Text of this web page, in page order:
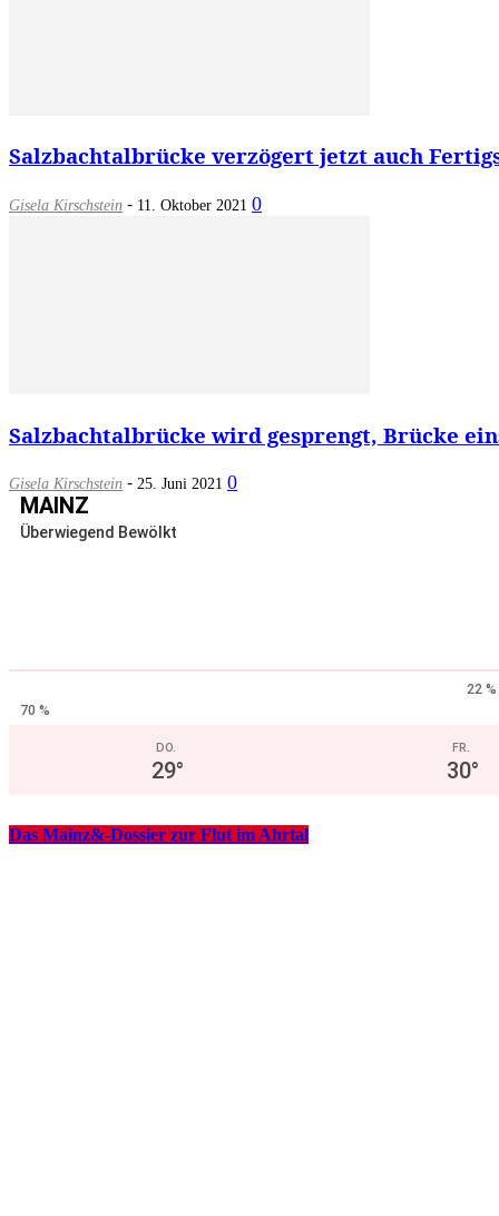
Salzbachtalbrücke verzögert jetzt auch
Gisela Kirschstein - 11. Oktober 2021 0
Salzbachtalbrücke wird gesprengt, Brücke
Gisela Kirschstein - 25. Juni 2021 0
MAINZ
Überwiegend Bewölkt
22 %
70 %
DO.
29°
FR.
30°
Das Mainz&-Dossier zur Flut im Ahrtal